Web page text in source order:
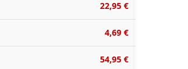
22,95 €
4,69 €
54,95 €